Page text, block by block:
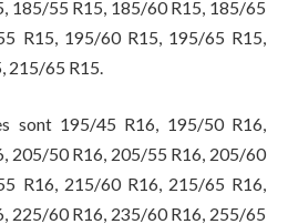
185/55 R15, 185/60 R15, 185/65
R15, 195/60 R15, 195/65 R15,
215/65 R15.
sont 195/45 R16, 195/50 R16,
205/50 R16, 205/55 R16, 205/60
R16, 215/60 R16, 215/65 R16,
225/60 R16, 235/60 R16, 255/65